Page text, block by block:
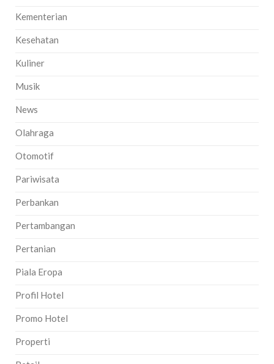
Kementerian
Kesehatan
Kuliner
Musik
News
Olahraga
Otomotif
Pariwisata
Perbankan
Pertambangan
Pertanian
Piala Eropa
Profil Hotel
Promo Hotel
Properti